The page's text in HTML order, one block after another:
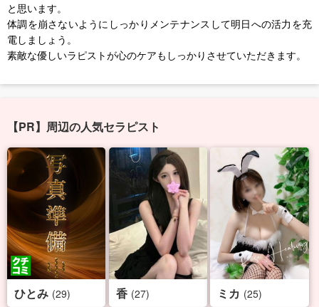
と思います。
体調を崩さないようにしっかりメンテナンスして明日への活力を充
電しましょう。
素敵な優しいラピストが心のケアもしっかりさせていただきます。
【PR】周辺の人気セラピスト
ひとみ (29) 香 (27) ミカ (25)